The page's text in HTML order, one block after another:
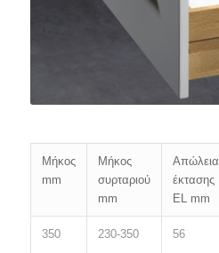
Μήκος
mm
Μήκος
συρταριού
mm
Απώλεια
έκτασης
EL mm
350 230-350 56